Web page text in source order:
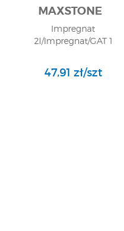
MAXSTONE
Impregnat
2l/Impregnat/GAT 1
47,91 zł/szt